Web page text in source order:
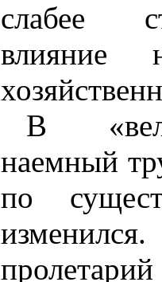
слабее
влияние
В
наемный
по